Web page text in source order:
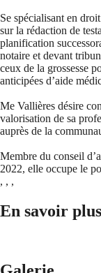
Se spécialisant en
sur la rédaction de
planification
notaire et devant
ceux de la grossesse
anticipées d’aide
Me Vallières désire
valorisation de sa
auprès de la
Membre du conseil
2022, elle occupe le
, , ,
En savoir plus